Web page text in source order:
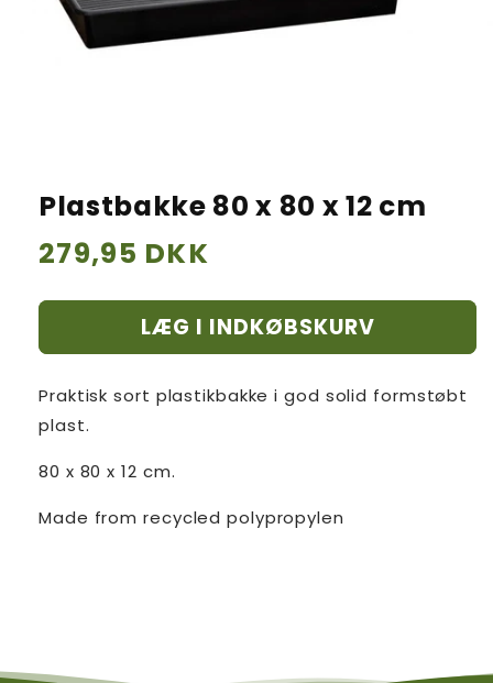
Plastbakke 80 x 80 x 12 cm
Normalpris
279,95 DKK
LÆG I INDKØBSKURV
Praktisk sort plastikbakke i god solid formstøbt
plast.
80 x 80 x 12 cm.
Made from recycled polypropylen